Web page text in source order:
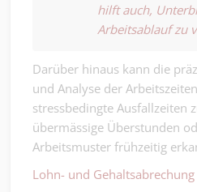
hilft auch,
Arbeitsablauf zu
Darüber hinaus kann die
und Analyse der
stressbedingte Ausfallzeiten
übermässige Überstunden
Arbeitsmuster frühzeitig
Lohn- und Gehaltsabrechung